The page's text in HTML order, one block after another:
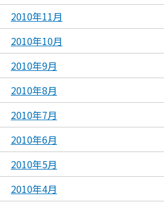
2010年11月
2010年10月
2010年9月
2010年8月
2010年7月
2010年6月
2010年5月
2010年4月